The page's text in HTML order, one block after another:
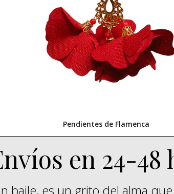
Pendientes de Flamenca
en 24-48
baile, es un grito del alma